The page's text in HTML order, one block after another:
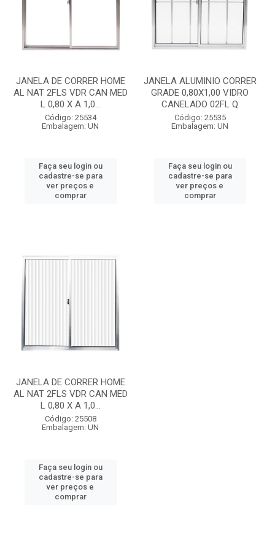
JANELA DE CORRER HOME
AL NAT 2FLS VDR CAN MED
L 0,80 X A 1,0...
Código: 25534
Embalagem: UN
Faça seu login ou
cadastre-se para
ver preços e
comprar
JANELA ALUMINIO CORRER
GRADE 0,80X1,00 VIDRO
CANELADO 02FL Q
Código: 25535
Embalagem: UN
Faça seu login ou
cadastre-se para
ver preços e
comprar
JANELA DE CORRER HOME
AL NAT 2FLS VDR CAN MED
L 0,80 X A 1,0...
Código: 25508
Embalagem: UN
Faça seu login ou
cadastre-se para
ver preços e
comprar